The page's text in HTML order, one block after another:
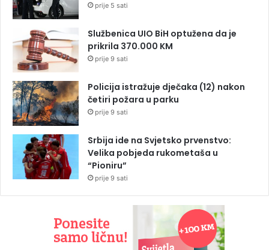
prije 5 sati
Službenica UIO BiH optužena da je
prikrila 370.000 KM
prije 9 sati
Policija istražuje dječaka (12) nakon
četiri požara u parku
prije 9 sati
Srbija ide na Svjetsko prvenstvo:
Velika pobjeda rukometaša u
“Pioniru”
prije 9 sati